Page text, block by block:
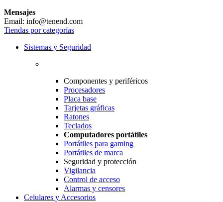
Mensajes
Email: info@tenend.com
Tiendas por categorías
Sistemas y Seguridad
Componentes y periféricos
Procesadores
Placa base
Tarjetas gráficas
Ratones
Teclados
Computadores portátiles
Portátiles para gaming
Portátiles de marca
Seguridad y protección
Vigilancia
Control de acceso
Alarmas y censores
Celulares y Accesorios